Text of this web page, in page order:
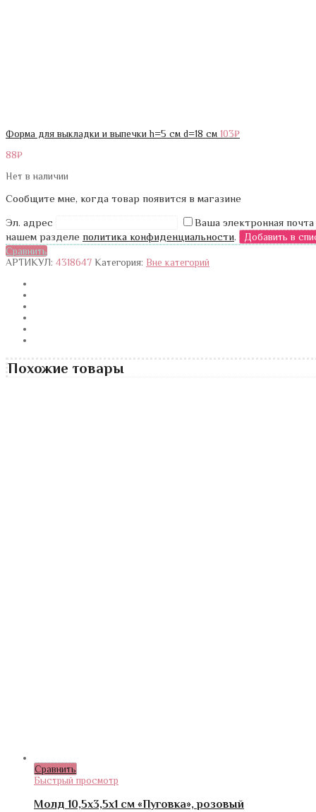
Форма для выкладки и выпечки h=5 см d=18 см 103₽
88₽
Нет в наличии
Сообщите мне, когда товар появится в магазине
Эл. адрес
Ваша электронная
нашем разделе политика конфиденциальности.
Сравнить
АРТИКУЛ: 4318647 Категория: Вне категорий
Похожие товары
Сравнить
Быстрый просмотр
Молд 10,5х3,5х1 см «Пуговка», розовый